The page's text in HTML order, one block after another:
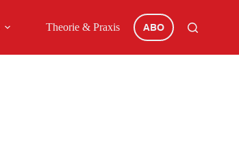
Theorie & Praxis ABO